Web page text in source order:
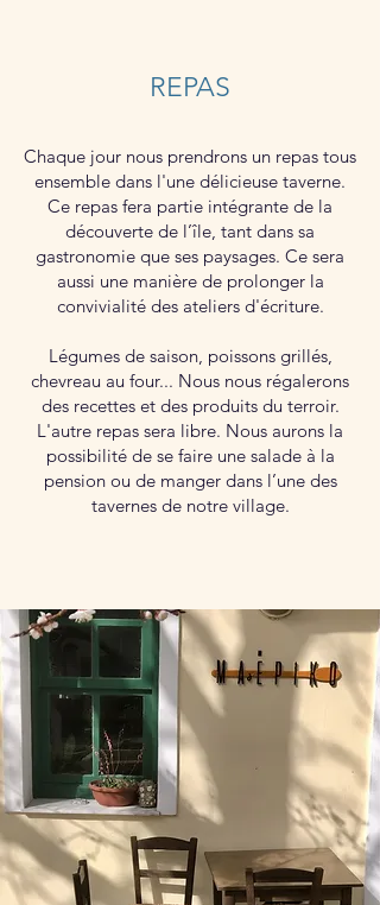
REPAS
Chaque jour nous prendrons un repas tous
ensemble dans l'une délicieuse taverne.
Ce repas fera partie intégrante de la
découverte de l’île, tant dans sa
gastronomie que ses paysages. Ce sera
aussi une manière de prolonger la
convivialité des ateliers d'écriture.
Légumes de saison, poissons grillés,
chevreau au four... Nous nous régalerons
des recettes et des produits du terroir.
L'autre repas sera libre. Nous aurons la
possibilité de se faire une salade à la
pension ou de manger dans l’une des
tavernes de notre village.